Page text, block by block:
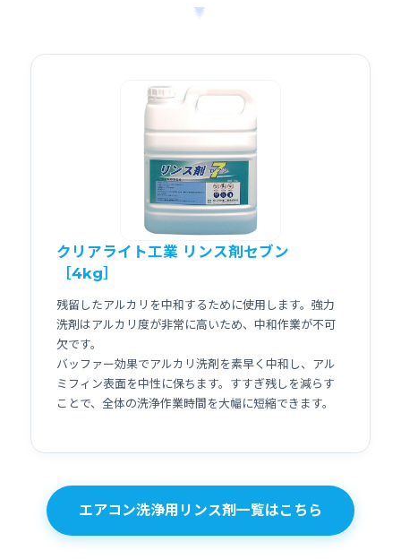
クリアライト工業 リンス剤セブン
［4kg］
残留したアルカリを中和するために使用します。強力
洗剤はアルカリ度が非常に高いため、中和作業が不可
欠です。
バッファー効果でアルカリ洗剤を素早く中和し、アル
ミフィン表面を中性に保ちます。すすぎ残しを減らす
ことで、全体の洗浄作業時間を大幅に短縮できます。
エアコン洗浄用リンス剤一覧はこちら